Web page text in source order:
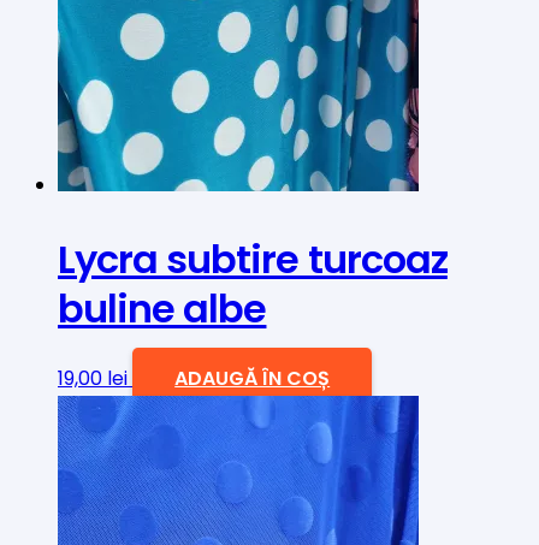
Lycra subtire turcoaz
buline albe
19,00 lei ADAUGĂ ÎN COȘ